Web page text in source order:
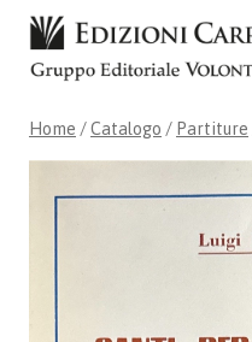
Salta
contenuto
Home /Catalogo / Partiture